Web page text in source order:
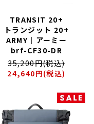
TRANSIT 20+
トランジット 20+
ARMY｜アーミー
brf-CF30-DR
35,200円(税込)
24,640円(税込)